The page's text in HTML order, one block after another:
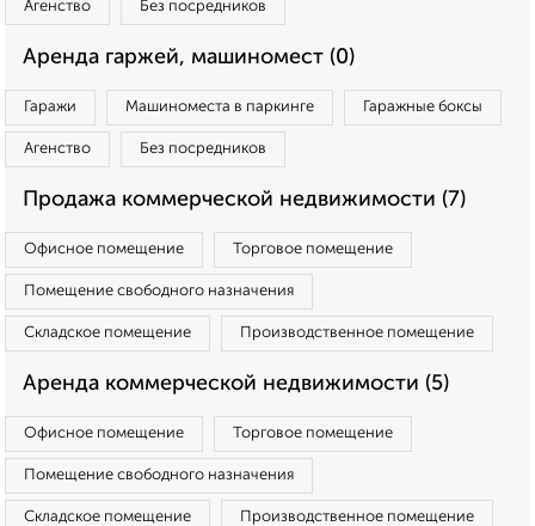
Агенство Без посредников
Аренда гаржей, машиномест (0)
Гаражи Машиноместа в паркинге Гаражные боксы
Агенство Без посредников
Продажа коммерческой недвижимости (7)
Офисное помещение Торговое помещение
Помещение свободного назначения
Складское помещение Производственное помещение
Аренда коммерческой недвижимости (5)
Офисное помещение Торговое помещение
Помещение свободного назначения
Складское помещение Производственное помещение